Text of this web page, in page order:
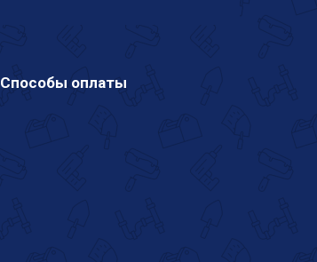
Способы оплаты